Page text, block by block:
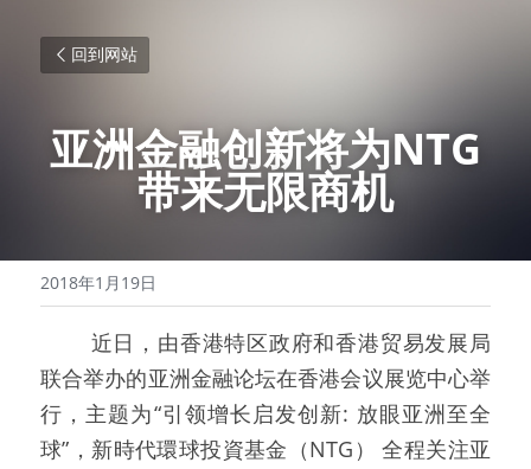
回到网站
亚洲金融创新将为NTG
带来无限商机
2018年1月19日
近日，由香港特区政府和香港贸易发展局
联合举办的亚洲金融论坛在香港会议展览中心举
行，主题为“引领增长启发创新: 放眼亚洲至全
球”，新時代環球投資基金（NTG） 全程关注亚